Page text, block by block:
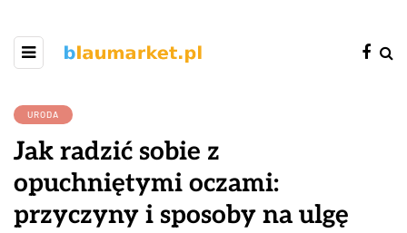
URODA
Jak radzić sobie z
opuchniętymi oczami:
przyczyny i sposoby na ulgę